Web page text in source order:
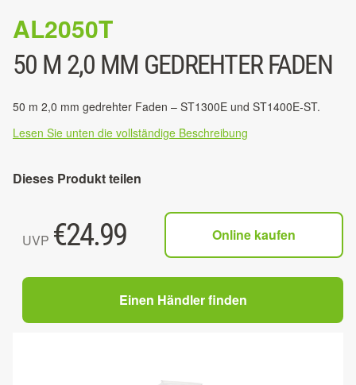
AL2050T
50 M 2,0 MM GEDREHTER FADEN
50 m 2,0 mm gedrehter Faden – ST1300E und ST1400E-ST.
Lesen Sie unten die vollständige Beschreibung
Dieses Produkt teilen
UVP €24.99 Online kaufen
Einen Händler finden